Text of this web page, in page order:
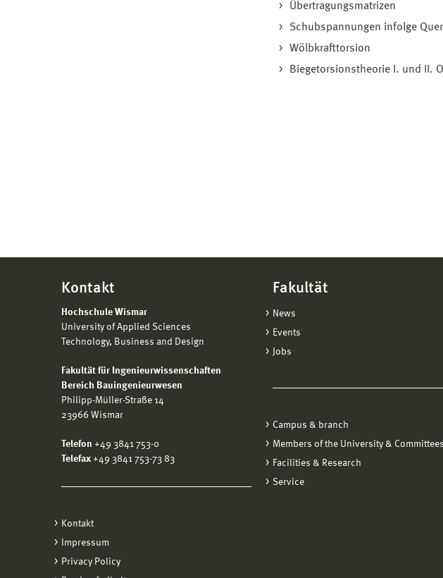
Übertragungsmatrizen
Schubspannungen infolge
Wölbkrafttorsion
Biegetorsionstheorie I. und II.
Kontakt
Hochschule Wismar
University of Applied Sciences
Technology, Business and Design
Fakultät für Ingenieurwissenschaften
Bereich Bauingenieurwesen
Philipp-Müller-Straße 14
23966 Wismar
Telefon +49 3841 753-0
Telefax +49 3841 753-73 83
Kontakt
Impressum
Privacy Policy
Fakultät
News
Events
Jobs
Campus & branch
Members of the University & Committees
Facilities & Research
Service